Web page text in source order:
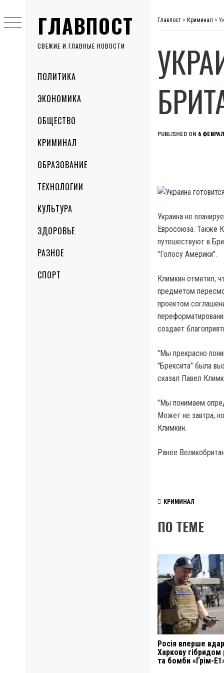
ГЛАВПОСТ
СВЕЖИЕ И ГЛАВНЫЕ НОВОСТИ
MenuПОЛИТИКА
ЭКОНОМИКА
ОБЩЕСТВО
КРИМИНАЛ
ОБРАЗОВАНИЕ
ТЕХНОЛОГИИ
КУЛЬТУРА
ЗДОРОВЬЕ
РАЗНОЕ
СПОРТ
to
content
Главпост > Криминал >
PUBLISHED ON 6
Украина не
Евросоюза. Также
путешествуют в
"Голосу Америки".
Климкин отметил,
предметом
проектом
создает
"Мы прекрасно
"Брексита" была
сказал Павел
"Мы понимаем
Может не завтра,
Климкин.
Ранее
КРИМИНАЛ
ПО ТЕМЕ
Росія вперше
Харкову гібридом
та бомби «Грім-